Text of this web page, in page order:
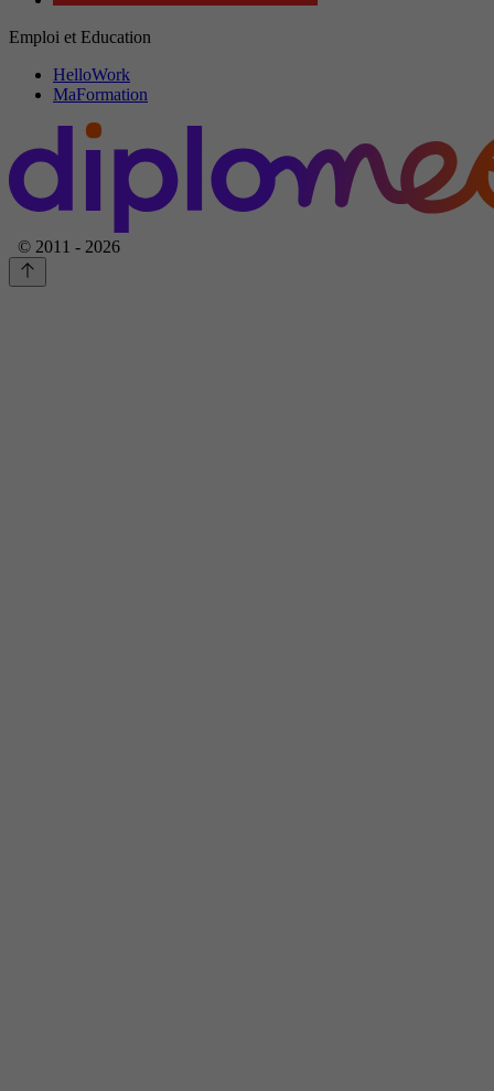
Emploi et Education
HelloWork
MaFormation
© 2011 - 2026